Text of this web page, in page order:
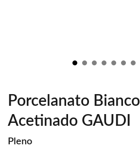
Porcelanato Bianco
Acetinado GAUDI
Pleno